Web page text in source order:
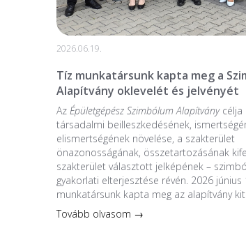
2026.06.19.
Tíz munkatársunk kapta meg a
Alapítvány oklevelét és jelvényét
Az Épületgépész Szimbólum Alapítványcélja
társadalmi beilleszkedésének,
elismertségének növelése, a szakterület
önazonosságának, összetartozásának
szakterület választott jelképének –
gyakorlati elterjesztése révén. 2026 június
munkatársunk kapta meg az alapítvány
Tovább olvasom →